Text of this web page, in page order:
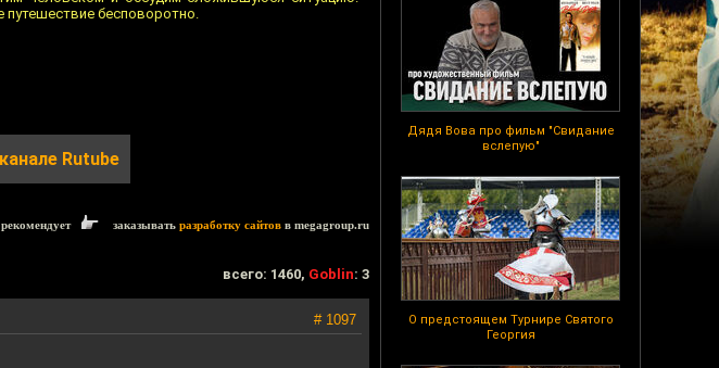
Дядя Вова про фильм "Свидание
вслепую"
О предстоящем Турнире Святого
Георгия
путешествие бесповоротно.
канале Rutube
заказывать разработку сайтов в megagroup.ru
всего: 1460, Goblin: 3
# 1097